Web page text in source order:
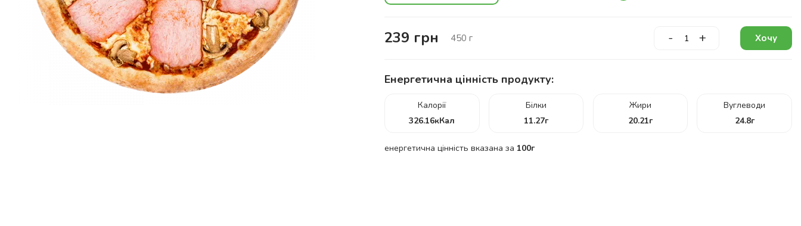
239 грн 450 г - + Хочу
Енергетична цінність продукту:
Калорії
326.16кКал
Білки
11.27г
Жири
20.21г
Вуглеводи
24.8г
енергетична цінність вказана за 100г